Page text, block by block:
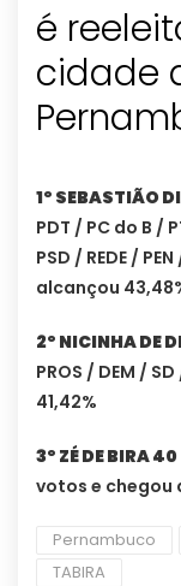
é
cidade
1º SEBASTIÃO
PDT / PC do B /
PSD / REDE /
alcançou
2º NICINHA DE
PROS / DEM /
41,42%
3º ZÉ DE BIRA 40
votos e chegou
Pernambuco
TABIRA